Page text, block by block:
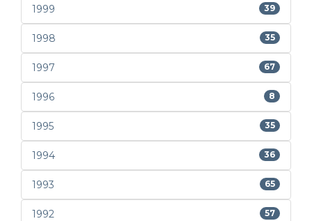
1999 39
1998 35
1997 67
1996 8
1995 35
1994 36
1993 65
1992 57